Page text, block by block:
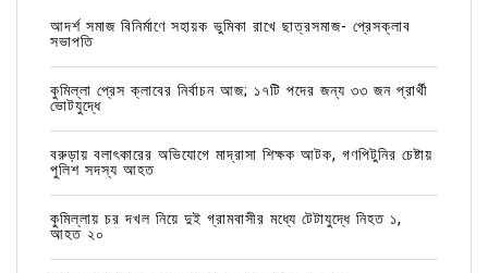
আদর্শ সমাজ বিনির্মাণে সহায়ক ভুমিকা রাখে ছাত্রসমাজ- প্রেসক্লাব
সভাপতি
কুমিল্লা প্রেস ক্লাবের নির্বাচন আজ; ১৭টি পদের জন্য ৩৩ জন প্রার্থী
ভোটযুদ্ধে
বরুড়ায় বলাৎকারের অভিযোগে মাদ্রাসা শিক্ষক আটক, গণপিটুনির চেষ্টায়
পুলিশ সদস্য আহত
কুমিল্লায় চর দখল নিয়ে দুই গ্রামবাসীর মধ্যে টেটাযুদ্ধে নিহত ১,
আহত ২০